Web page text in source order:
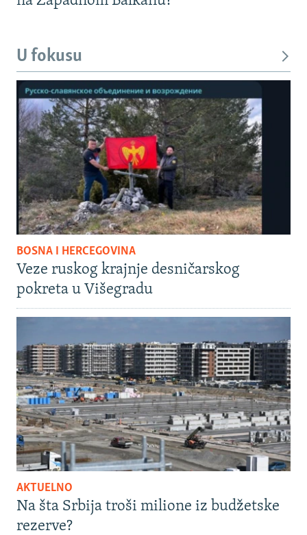
U fokusu
BOSNA I HERCEGOVINA
Veze ruskog krajnje desničarskog
pokreta u Višegradu
AKTUELNO
Na šta Srbija troši milione iz budžetske
rezerve?